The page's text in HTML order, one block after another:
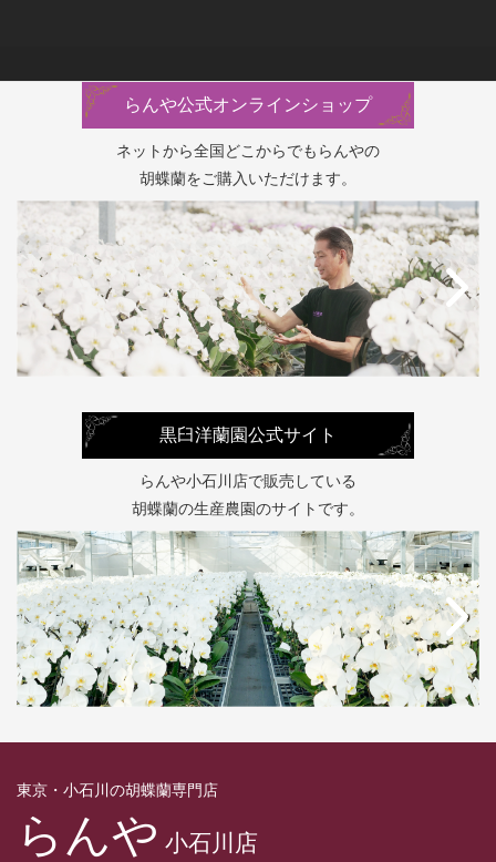
らんや公式オンラインショップ
ネットから全国どこからでもらんやの
胡蝶蘭をご購入いただけます。
黒臼洋蘭園公式サイト
らんや小石川店で販売している
胡蝶蘭の生産農園のサイトです。
東京・小石川の胡蝶蘭専門店
らんや 小石川店